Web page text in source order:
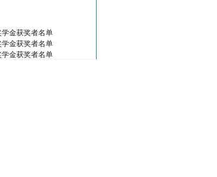
金获奖者名单
金获奖者名单
金获奖者名单